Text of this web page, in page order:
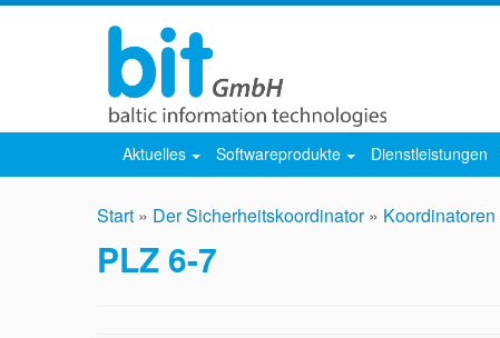
Aktuelles Softwareprodukte Dienstleistungen
Start » Der Sicherheitskoordinator » Koordinatoren
PLZ 6-7